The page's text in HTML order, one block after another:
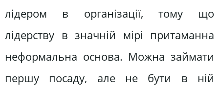
лідером в організації, тому що
лідерству в значній мірі притаманна
неформальна основа. Можна займати
першу посаду, але не бути в ній